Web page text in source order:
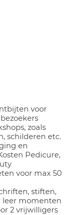
voor
zoals
schilderen etc.
en
Pedicure,
voor max 50
stiften,
leer momenten
2 vrijwilligers